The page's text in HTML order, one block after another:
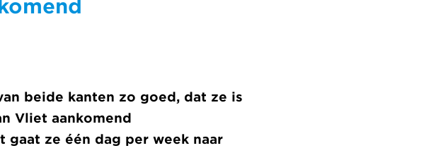
beide kanten zo goed, dat ze is
Vliet aankomend
gaat ze één dag per week naar